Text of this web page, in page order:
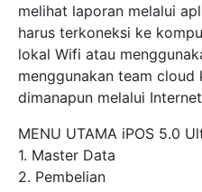
melihat laporan melalui
harus terkoneksi ke
lokal Wifi atau
menggunakan team cloud
dimanapun melalui
MENU UTAMA iPOS 5.0
1. Master Data
2. Pembelian